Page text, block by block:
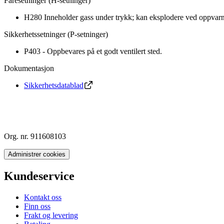
H280 Inneholder gass under trykk; kan eksplodere ved
Sikkerhetssetninger (P-setninger)
P403 - Oppbevares på et godt ventilert sted.
Dokumentasjon
Sikkerhetsdatablad
Org. nr. 911608103
Administrer cookies
Kundeservice
Kontakt oss
Finn oss
Frakt og levering